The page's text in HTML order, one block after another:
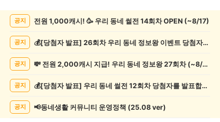
악/
글
공지 전원 1,000캐시! 🥳 우리 동네 썰전 14회차 OPEN (~8/17)
공지 💰[당첨자 발표] 26회차 우리 동네 정보왕 이벤트 당첨자를 발표합니다!
공지 💸 전원 2,000캐시 지급! 우리 동네 정보왕 27회차 (~8/10)
공지 💰[당첨자 발표] 우리 동네 썰전 12회차 당첨자를 발표합니다!
공지 📢동네생활 커뮤니티 운영정책 (25.08 ver)